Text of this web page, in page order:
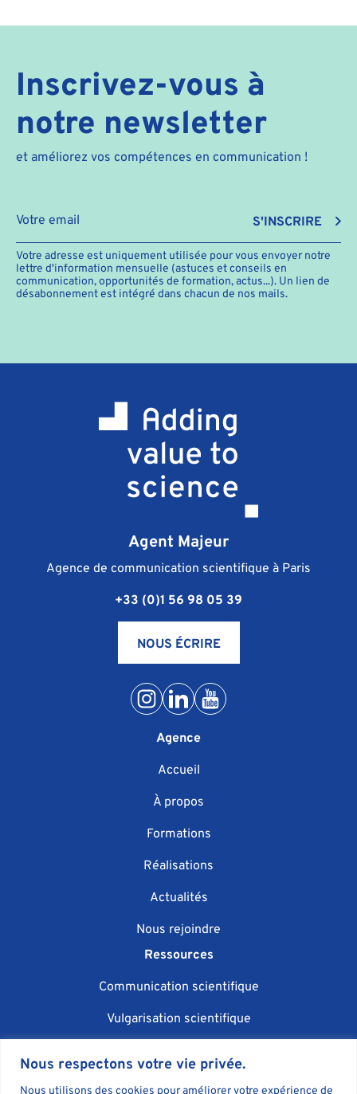
Nous respectons votre vie privée.
Nous utilisons des cookies pour améliorer votre expérience de
Inscrivez-vous à
notre newsletter
et améliorez vos compétences en communication !
S'INSCRIRE
Votre adresse est uniquement utilisée pour vous envoyer notre
lettre d'information mensuelle (astuces et conseils en
communication, opportunités de formation, actus...). Un lien de
désabonnement est intégré dans chacun de nos mails.
Agent Majeur
Agence de communication scientifique à Paris
+33 (0)1 56 98 05 39
NOUS ÉCRIRE
Agence
Accueil
À propos
Formations
Réalisations
Actualités
Nous rejoindre
Ressources
Communication scientifique
Vulgarisation scientifique
IA et communication